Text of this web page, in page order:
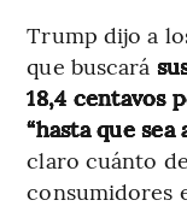
Trump dijo a
que buscará
18,4 centavos
“hasta que sea
claro cuánto
consumidores